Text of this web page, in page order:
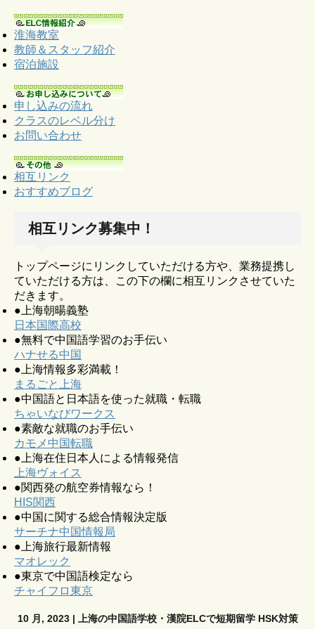
淮海教室
教師＆スタッフ紹介
宿泊施設
申し込みの流れ
クラスのレベル分け
お問い合わせ
相互リンク
おすすめブログ
相互リンク募集中！
トップページにリンクしていただける方や、業務提携し
ていただける方は、この下の欄に相互リンクさせていた
だきます。
●上海朝暘義塾
日本国際高校
●無料で中国語学習のお手伝い
ハナせる中国
●上海情報多彩満載！
まるごと上海
●中国語と日本語を使った就職・転職
ちゃいなびワークス
●素敵な就職のお手伝い
カモメ中国転職
●上海在住日本人による情報発信
上海ヴォイス
●関西発の航空券情報なら！
HIS関西
●中国に関する総合情報決定版
サーチナ中国情報局
●上海旅行最新情報
マオレック
●東京で中国語検定なら
チャイフロ東京
10 月, 2023 | 上海の中国語学校・漢院ELCで短期留学 HSK対策